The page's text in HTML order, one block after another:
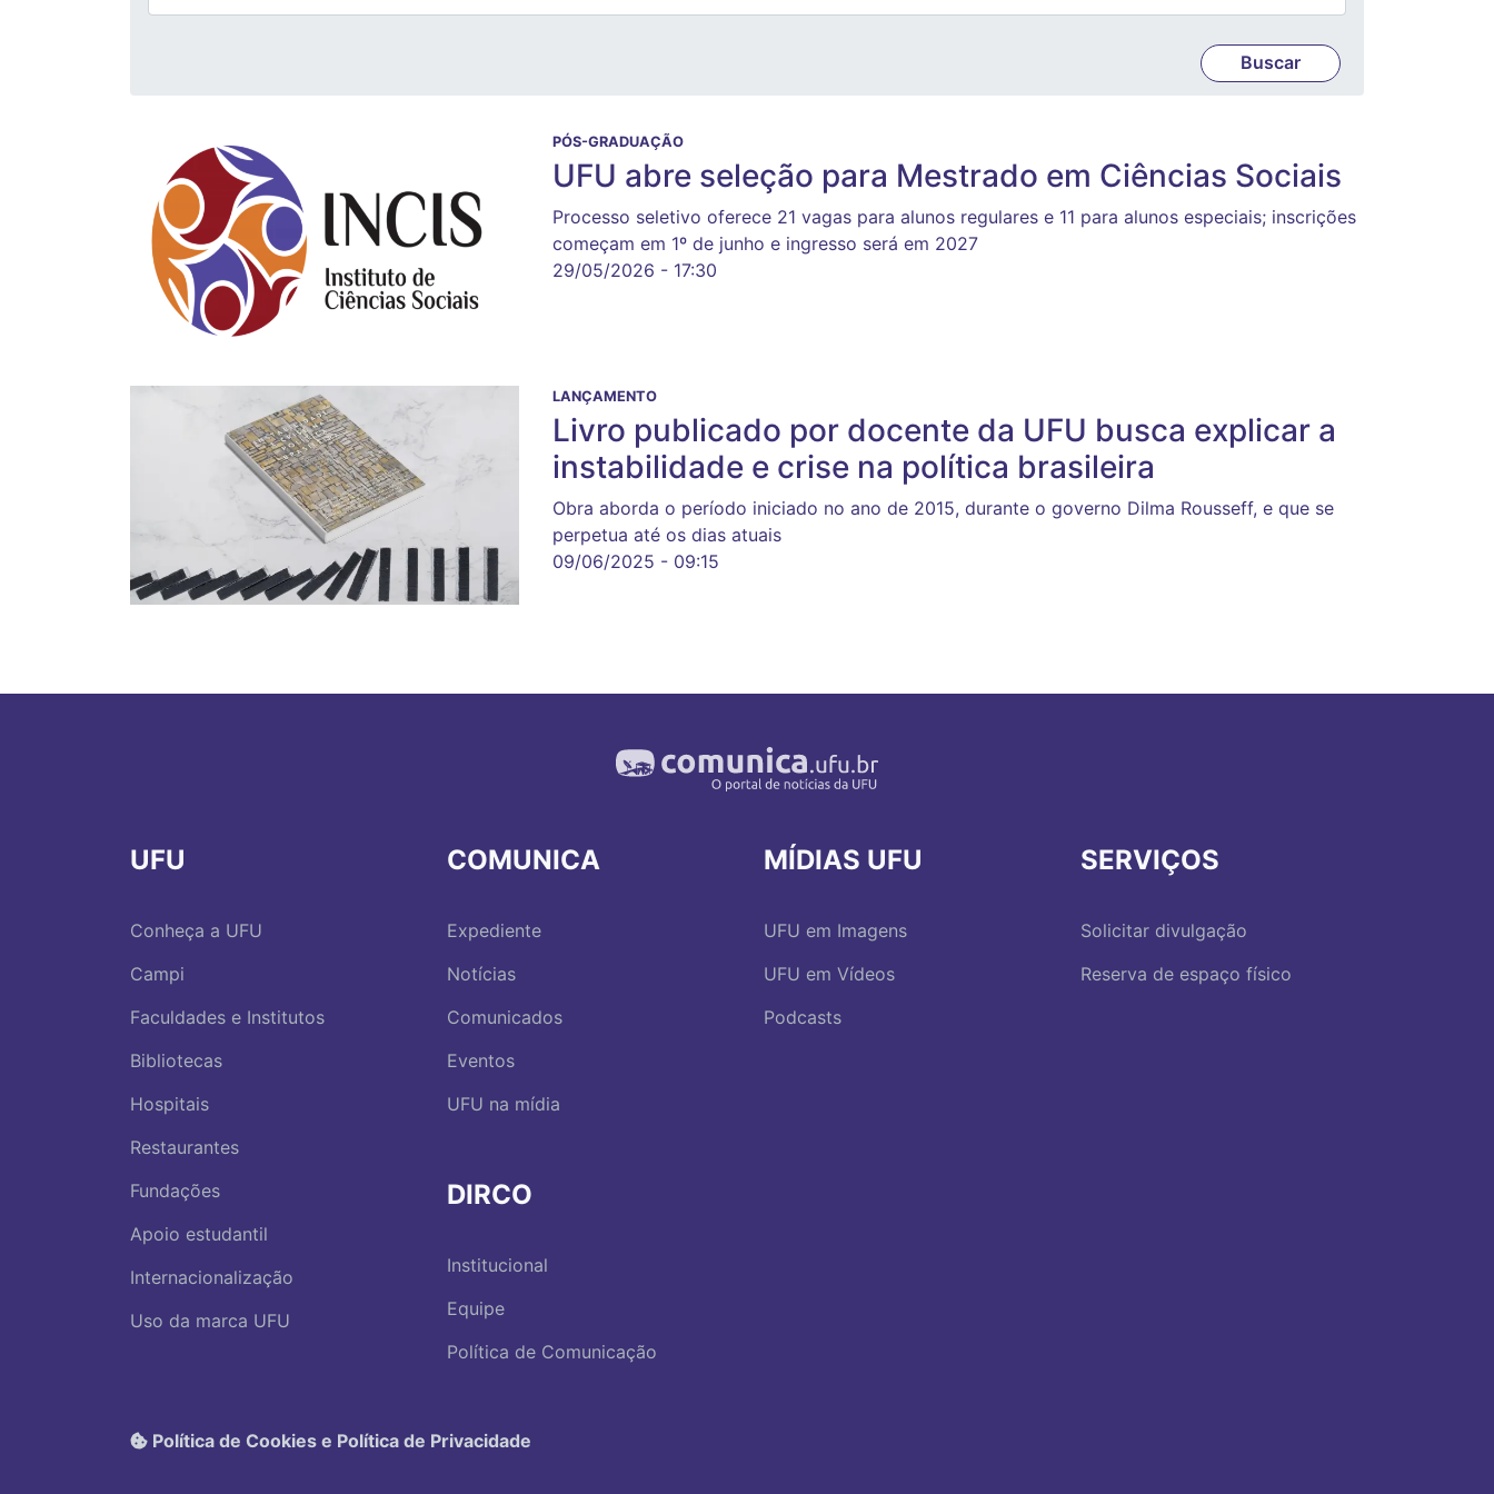
PÓS-GRADUAÇÃO
UFU abre seleção para Mestrado em Ciências Sociais
Processo seletivo oferece 21 vagas para alunos regulares e 11 para alunos especiais; inscrições
começam em 1º de junho e ingresso será em 2027
29/05/2026 - 17:30
LANÇAMENTO
Livro publicado por docente da UFU busca explicar a
instabilidade e crise na política brasileira
Obra aborda o período iniciado no ano de 2015, durante o governo Dilma Rousseff, e que se
perpetua até os dias atuais
09/06/2025 - 09:15
UFU
Conheça a UFU
Campi
Faculdades e Institutos
Bibliotecas
Hospitais
Restaurantes
Fundações
Apoio estudantil
Internacionalização
Uso da marca UFU
COMUNICA
Expediente
Notícias
Comunicados
Eventos
UFU na mídia
DIRCO
Institucional
Equipe
Política de Comunicação
MÍDIAS UFU
UFU em Imagens
UFU em Vídeos
Podcasts
SERVIÇOS
Solicitar divulgação
Reserva de espaço físico
Política de Cookies e Política de Privacidade